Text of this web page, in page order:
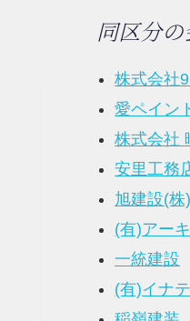
同区分
株式会社
愛ペイン
株式会社
安里工務
旭建設(株)
(有)アー
一統建設
(有)イナ